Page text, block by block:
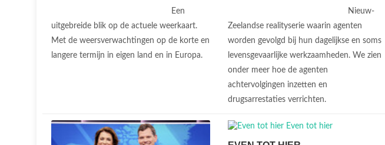
Een
uitgebreide blik op de actuele weerkaart.
Met de weersverwachtingen op de korte en
langere termijn in eigen land en in Europa.
Nieuw-
Zeelandse realityserie waarin agenten
worden gevolgd bij hun dagelijkse en soms
levensgevaarlijke werkzaamheden. We zien
onder meer hoe de agenten
achtervolgingen inzetten en
drugsarrestaties verrichten.